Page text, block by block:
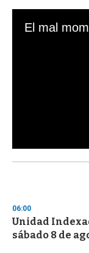
s
d
s
o
f
06:00
Unidad
sábado 8 de